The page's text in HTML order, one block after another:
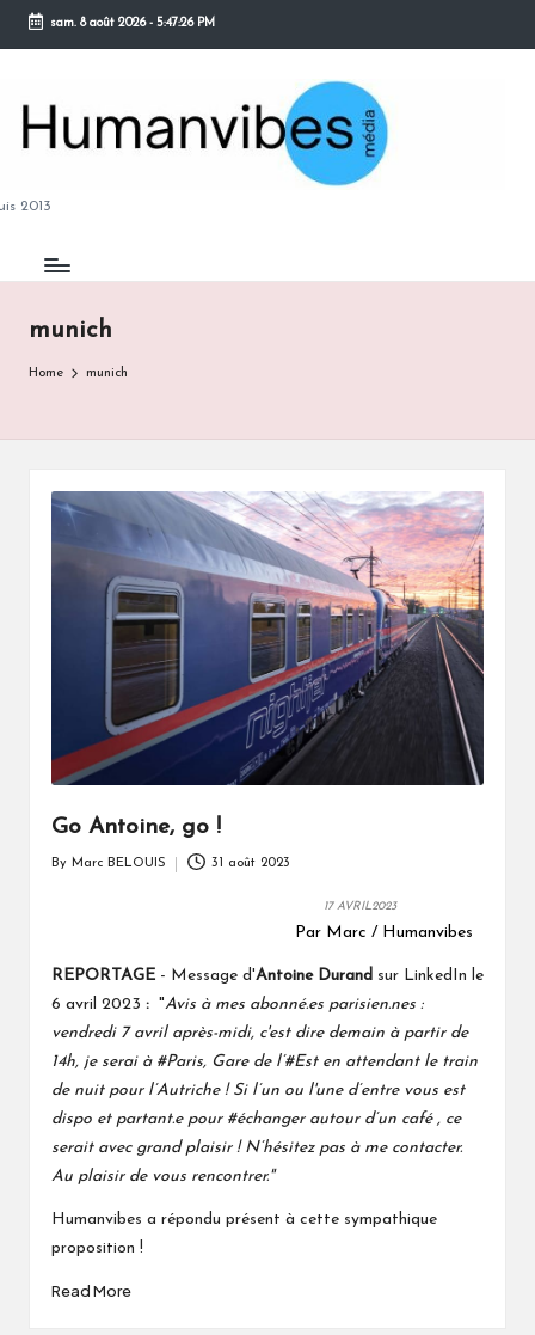
Skip
content
sam. 8 août 2026- 5:47:27 PM
2013
munich
Home munich
Go Antoine, go !
By Marc BELOUIS 31 août 2023
17 AVRIL2023
Par Marc / Humanvibes
REPORTAGE - Message d'Antoine Durand sur LinkedIn le
6 avril 2023 : "Avis à mes abonné.esparisien.nes :
vendredi 7 avril après-midi, c'est dire demain à partir de
14h, je serai à #Paris, Gare de l’#Esten attendant le train
de nuit pour l’Autriche ! Si l’un ou l'une d’entre vous est
dispo et partant.e pour #échangerautour d’un café , ce
serait avec grand plaisir ! N’hésitez pas à me contacter.
Au plaisir de vous rencontrer."
Humanvibes a répondu présent à cette sympathique
proposition !
Read More